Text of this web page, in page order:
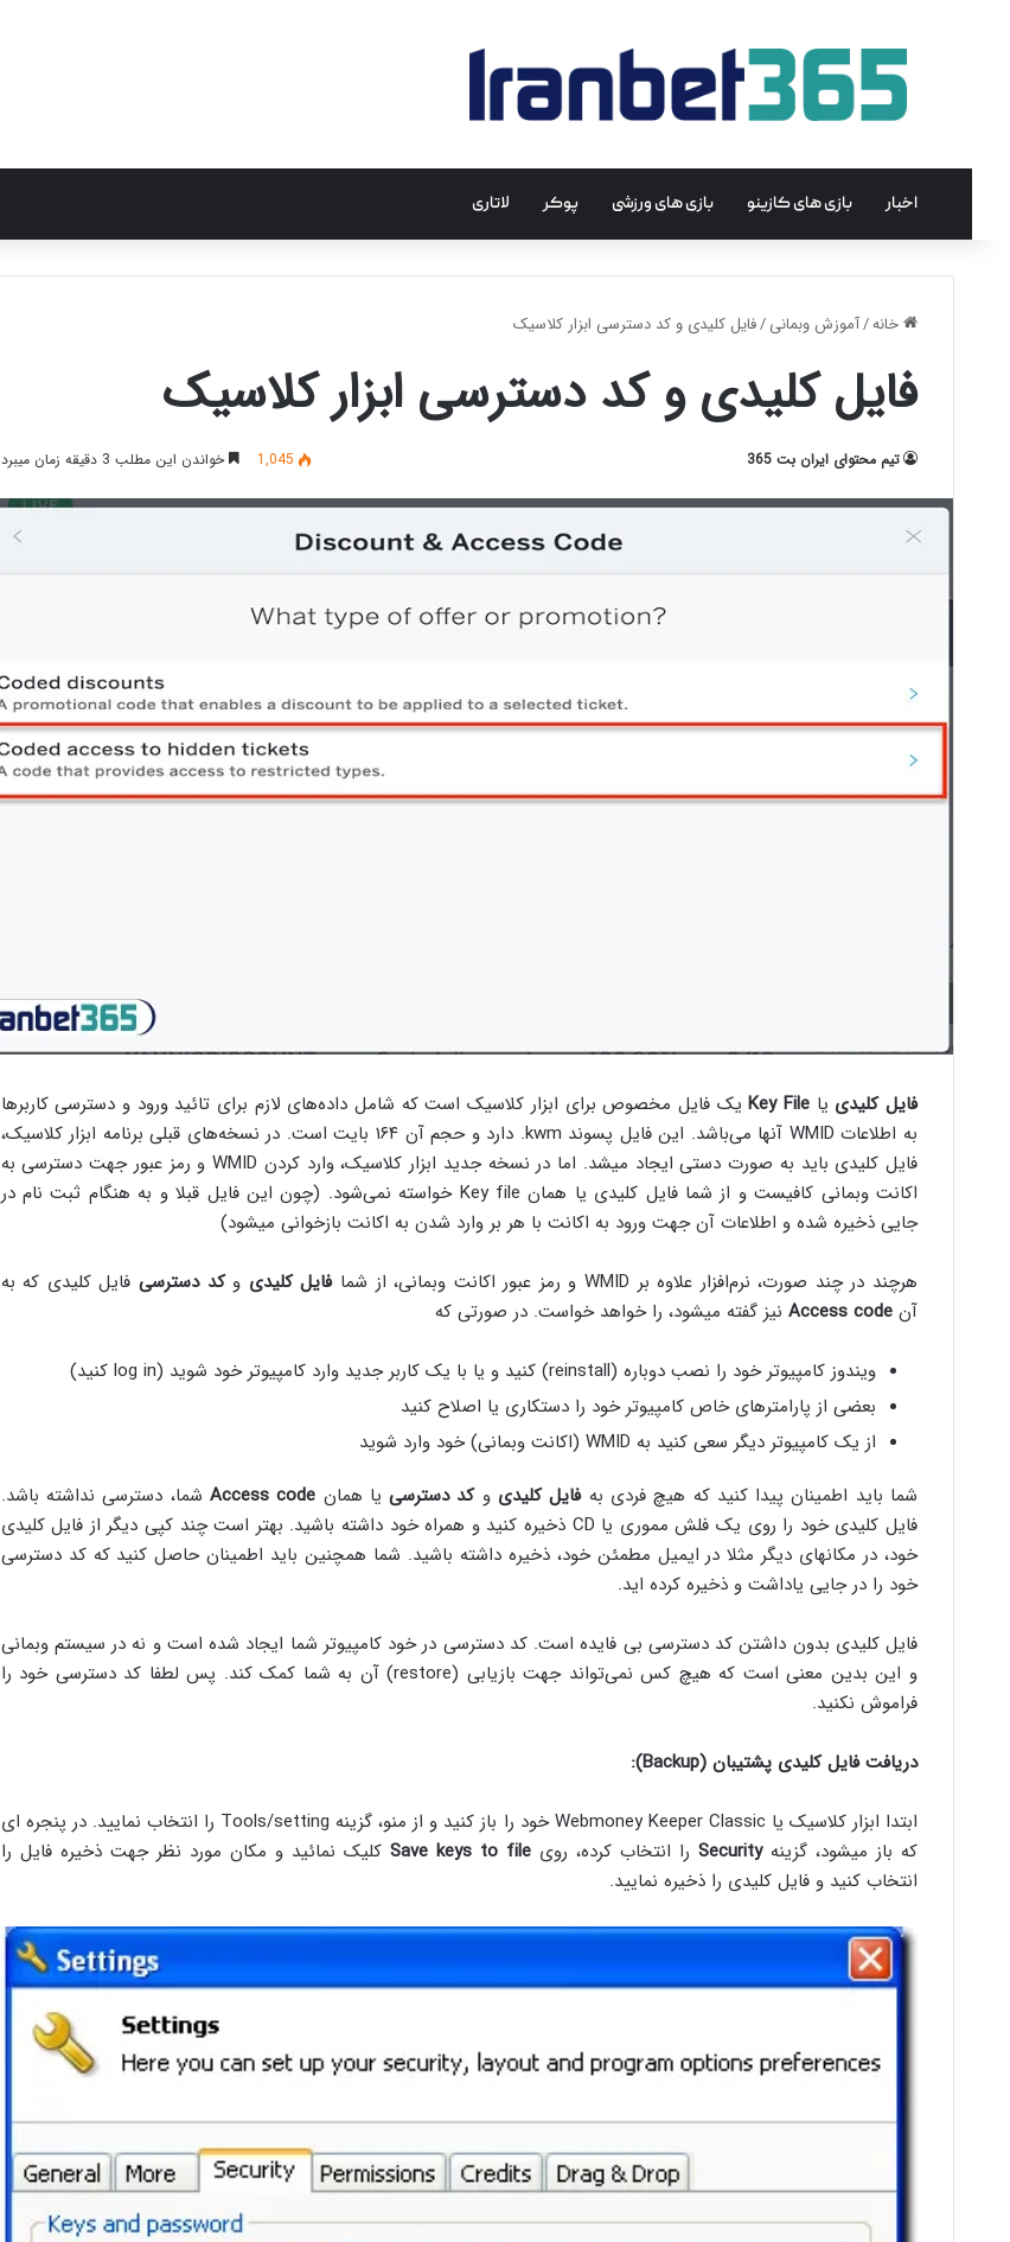
اخبار بازی های کازینو بازی های ورزشی پوکر لاتاری
خانه/آموزش وبمانی/فایل کلیدی و کد دسترسی‌ ابزار کلاسیک
فایل کلیدی و کد دسترسی‌ ابزار کلاسیک
تیم محتوای ایران بت 365 1,045 خواندن این مطلب 3 دقیقه زمان میبرد
فایل کلیدی یاKey Fileیک فایل مخصوص برای ابزار کلاسیک است که شامل داده‌های لازم برای تائید ورود و دسترسی‌ کاربر‌ها
به اطلاعات WMID آنها می‌باشد. این فایل پسوند kwm. دارد و حجم آن ۱۶۴ بایت است. در نسخه‌های قبلی‌ برنامه ابزار کلاسیک،
فایل کلیدی باید به صورت دستی‌ ایجاد میشد.
اما در نسخه جدید ابزار کلاسیک، وارد کردن WMID و رمز عبور جهت دسترسی‌ به
اکانت وبمانی کافیست و از شما فایل کلیدی یا همان Key file خواسته نمی‌‌شود. (چون این فایل قبلا و به هنگام ثبت نام در
جایی‌ ذخیره شده و اطلاعات آن جهت ورود به اکانت با هر بر وارد شدن به اکانت بازخوانی میشود)
هرچند در چند صورت، نرم‌افزار علاوه بر WMID و رمز عبور اکانت وبمانی، از شما فایل کلیدی وکد دسترسی‌ فایل کلیدی که به
آن Access code نیز گفته میشود، را خواهد خواست. در صورتی‌ که
ویندوز کامپیوتر خود را نصب دوباره (reinstall) کنید و یا با یک کاربر جدید وارد کامپیوتر خود شوید (log in کنید)
بعضی‌ از پارامترهای خاص کامپیوتر خود را دستکاری یا اصلاح کنید
از یک کامپیوتر دیگر سعی‌ کنید به WMID (اکانت وبمانی) خود وارد شوید
شما باید اطمینان پیدا کنید که هیچ فردی بهفایل کلیدی وکد دسترسی‌یا همان Access code شما، دسترسی‌ نداشته باشد.
فایل کلیدی خود را روی یک فلش مموری یا CD ذخیره کنید و همراه خود داشته باشید. بهتر است چند کپی دیگر از فایل کلیدی
خود، در مکانهای دیگر مثلا در ایمیل مطمئن خود، ذخیره داشته باشید. شما همچنین باید اطمینان حاصل کنید که کد دسترسی‌
خود را در جایی‌ یاداشت و ذخیره کرده اید.
فایل کلیدی بدون داشتن کد دسترسی‌ بی‌ فایده است. کد دسترسی‌ در خود کامپیوتر شما ایجاد شده است و نه در سیستم وبمانی
و این بدین معنی‌ است که هیچ کس نمی‌تواند جهت بازیابی (restore) آن به شما کمک کند. پس لطفا کد دسترسی‌ خود را
فراموش نکنید.
دریافت فایل کلیدی پشتیبان (Backup):
ابتدا ابزار کلاسیک یا Webmoney Keeper Classic خود را باز کنید و از منو، گزینه Tools/setting را انتخاب نمایید. در پنجره ای‌
که باز میشود، گزینهSecurity را انتخاب کرده، رویSave keys to file کلیک نمائید و مکان مورد نظر جهت ذخیره فایل را
انتخاب کنید و فایل کلیدی را ذخیره نمایید.